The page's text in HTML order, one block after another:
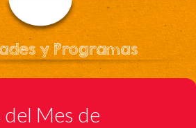
y Programas